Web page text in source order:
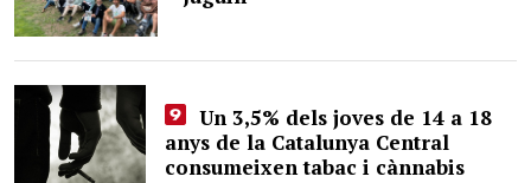
Un 3,5% dels joves de 14 a 18
anys de la Catalunya Central
consumeixen tabac i cànnabis